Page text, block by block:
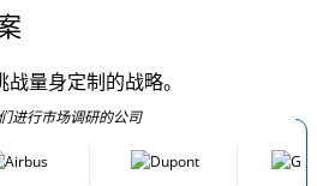
量身定制的战略。
进行市场调研的公司